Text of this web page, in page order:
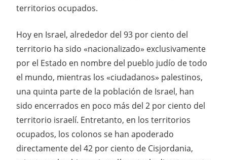
territorios ocupados.
Hoy en Israel, alrededor del 93 por ciento del
territorio ha sido «nacionalizado» exclusivamente
por el Estado en nombre del pueblo judío de todo
el mundo, mientras los «ciudadanos» palestinos,
una quinta parte de la población de Israel, han
sido encerrados en poco más del 2 por ciento del
territorio israelí. Entretanto, en los territorios
ocupados, los colonos se han apoderado
directamente del 42 por ciento de Cisjordania,